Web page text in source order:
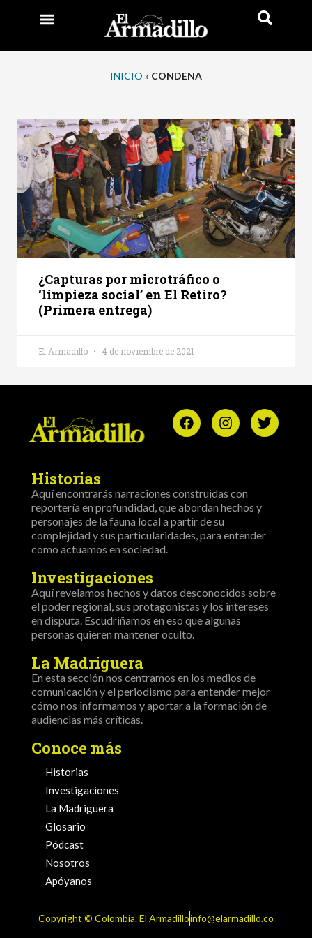
INICIO » CONDENA
¿Capturas por microtráfico o
‘limpieza social’ en El Retiro?
(Primera entrega)
El Armadillo 4 de noviembre de 2021
Historias
Aquí encontrarás narraciones construidas con
reportería en profundidad, que abordan hechos y
personajes de la fauna local a partir de su
complejidad y sus particularidades, para entender
cómo actuamos en sociedad.
Investigaciones
Aquí revelamos hechos y datos desconocidos sobre
el poder regional, sus protagonistas y los intereses
en disputa. Escudriñamos en eso que algunas
personas quieren mantener oculto.
La Madriguera
En esta sección nos centramos en los medios de
comunicación y el periodismo para entender mejor
cómo nos informamos y aportar a la formación de
audiencias más críticas.
Conoce más
Historias
Investigaciones
La Madriguera
Glosario
Pódcast
Nosotros
Apóyanos
Copyright ©️ Colombia. El Armadilloinfo@elarmadillo.co